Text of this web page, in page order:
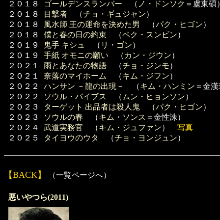
２０１８
２０１８
２０１８
２０１８
２０１９
２０１９
２０２１
２０２１
２０２２
２０２２
２０２３
２０２３
２０２４
２０２５
ゴールデンスランバー （ ノ・ドンソク ＝盧東碩
目撃者 （チョ・ギュジャン）
風水師 王の運命を決めた男
（パク・ヒゴン）
僕と春の日の約束 （ペク・スンビン）
鬼手 キシュ
（ リ・ゴン）
手紙 オモニの願い （ カン・ジウン）
雨とあなたの物語 （チョ・ジンモ）
奈落のマイホーム
（キム・ジフン）
ハンサン －龍の出現－
（キム・ハンミン ＝金
ソウル・バイブス
（ ムン・ヒョンソン）
ターゲット 出品者は殺人鬼 （パク・ヒゴン）
ソウルの春 （キム・ソンス ＝金性洙）
武道実務官 （キム・ジュファン）写真
タイヨウのウタ
（チョ・ヨンジュン）
【BACK】 （一覧ページへ）
悪いやつら(2011)